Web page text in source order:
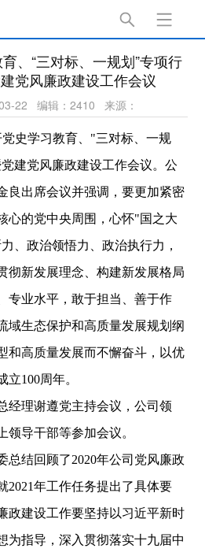
、“三对标、一规划”专项行
党风廉政建设工作会议
22 编辑：2410 来源：
党史学习教育、"三对标、一规
建党风廉政建设工作会议。公
良出席会议并强调，要更加紧密
心的党中央周围，心怀"国之大
、政治领悟力、政治执行力，
彻新发展理念、构建新发展格局
专业水平，敢于担当、善于作
域生态保护和高质量发展规划纲
和高质量发展而不懈奋斗，以优
100周年。
经理谢遵党主持会议，公司领
领导干部等参加会议。
总结回顾了2020年公司党风廉政
2021年工作任务提出了具体要
政建设工作要坚持以习近平新时
为指导，深入贯彻落实十九届中